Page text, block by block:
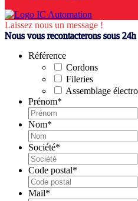
Laissez nous un message !
Nous vous recontacterons sous 24h
Référence
Cordons
Fileries
Assemblage
Prénom*
Nom*
Société*
Code postal*
Mail*